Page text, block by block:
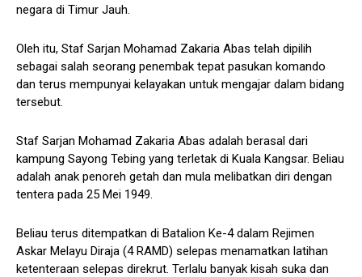
negara di Timur Jauh.
Oleh itu, Staf Sarjan Mohamad Zakaria Abas telah dipilih
sebagai salah seorang penembak tepat pasukan komando
dan terus mempunyai kelayakan untuk mengajar dalam bidang
tersebut.
Staf Sarjan Mohamad Zakaria Abas adalah berasal dari
kampung Sayong Tebing yang terletak di Kuala Kangsar. Beliau
adalah anak penoreh getah dan mula melibatkan diri dengan
tentera pada 25 Mei 1949.
Beliau terus ditempatkan di Batalion Ke-4 dalam Rejimen
Askar Melayu Diraja (4 RAMD) selepas menamatkan latihan
ketenteraan selepas direkrut. Terlalu banyak kisah suka dan